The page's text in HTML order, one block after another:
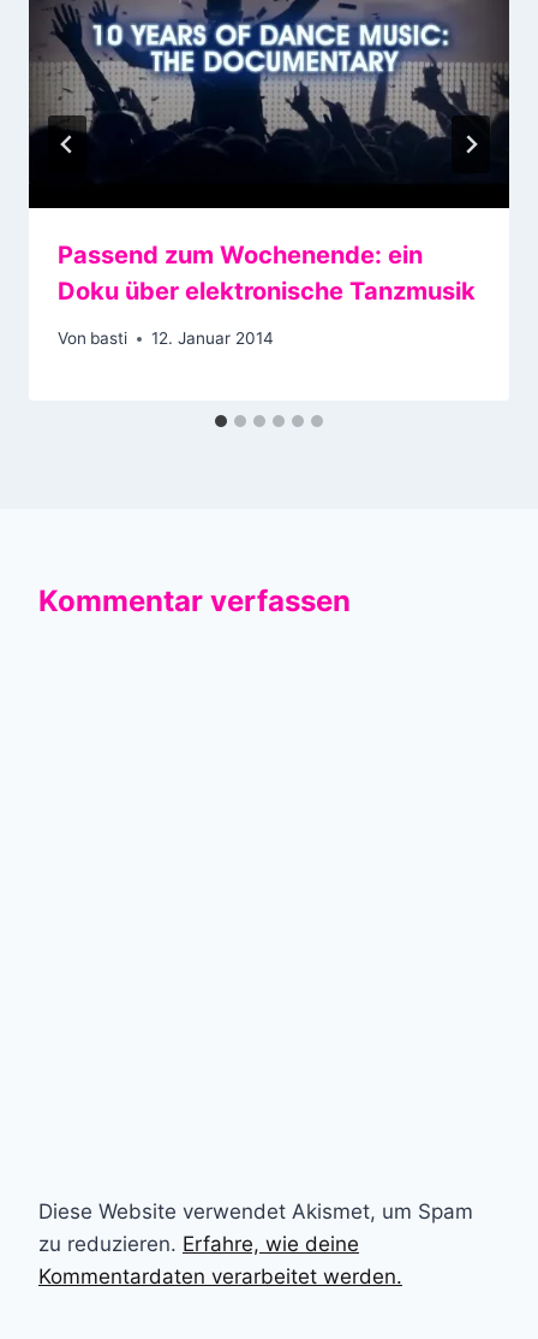
Passend zum Wochenende: ein
Doku über elektronische Tanzmusik
Von basti 12. Januar 2014
Kommentar verfassen
Diese Website verwendet Akismet, um Spam
zu reduzieren. Erfahre, wie deine
Kommentardaten verarbeitet werden.